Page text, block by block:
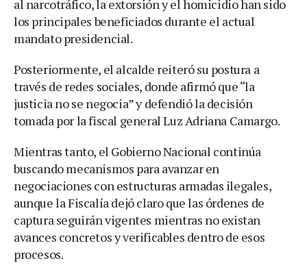
al narcotráfico, la extorsión y el homicidio han sido
los principales beneficiados durante el actual
mandato presidencial.
Posteriormente, el alcalde reiteró su postura a
través de redes sociales, donde afirmó que “la
justicia no se negocia” y defendió la decisión
tomada por la fiscal general Luz Adriana Camargo.
Mientras tanto, el Gobierno Nacional continúa
buscando mecanismos para avanzar en
negociaciones con estructuras armadas ilegales,
aunque la Fiscalía dejó claro que las órdenes de
captura seguirán vigentes mientras no existan
avances concretos y verificables dentro de esos
procesos.